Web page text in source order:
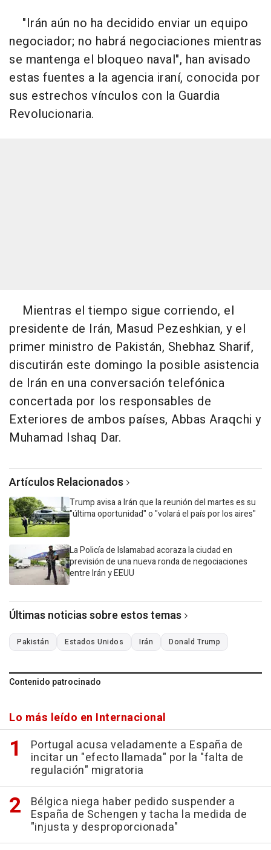
"Irán aún no ha decidido enviar un equipo
negociador; no habrá negociaciones mientras
se mantenga el bloqueo naval", han avisado
estas fuentes a la agencia iraní, conocida por
sus estrechos vínculos con la Guardia
Revolucionaria.
Mientras el tiempo sigue corriendo, el
presidente de Irán, Masud Pezeshkian, y el
primer ministro de Pakistán, Shebhaz Sharif,
discutirán este domingo la posible asistencia
de Irán en una conversación telefónica
concertada por los responsables de
Exteriores de ambos países, Abbas Araqchi y
Muhamad Ishaq Dar.
Artículos Relacionados
Trump avisa a Irán que la reunión del martes es su
"última oportunidad" o "volará el país por los aires"
La Policía de Islamabad acoraza la ciudad en
previsión de una nueva ronda de negociaciones
entre Irán y EEUU
Últimas noticias sobre estos temas
Pakistán Estados Unidos Irán Donald Trump
Contenido patrocinado
Lo más leído en Internacional
Portugal acusa veladamente a España de
incitar un "efecto llamada" por la "falta de
regulación" migratoria
Bélgica niega haber pedido suspender a
España de Schengen y tacha la medida de
"injusta y desproporcionada"